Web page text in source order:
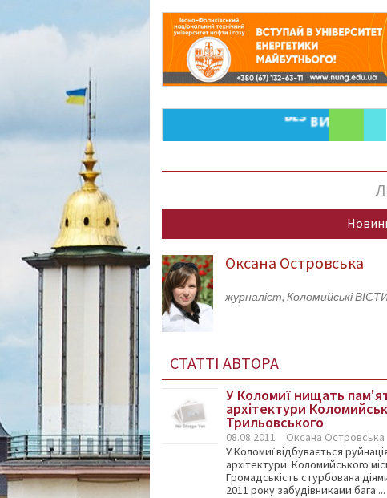
Оксана Островська
журналіст, Коломийські
СТАТТІ АВТОРА
У Коломиї нищать
архітектури
Трильовського
08.08.2011
Оксана Островська
У Коломиї відбувається
архітектури Коломийського
Громадськість стурбована
2011 року забудівниками бага ...